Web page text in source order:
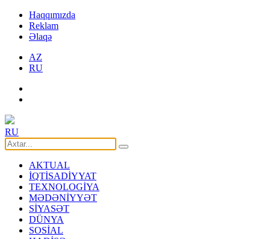
Haqqımızda
Reklam
Əlaqə
AZ
RU
RU
AKTUAL
İQTİSADİYYAT
TEXNOLOGİYA
MƏDƏNİYYƏT
SİYASƏT
DÜNYA
SOSİAL